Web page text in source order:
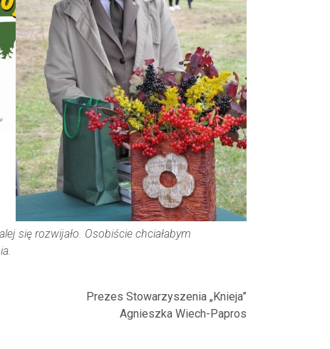
się rozwijało. Osobiście chciałabym
Prezes Stowarzyszenia „Knieja”
Agnieszka Wiech-Papros